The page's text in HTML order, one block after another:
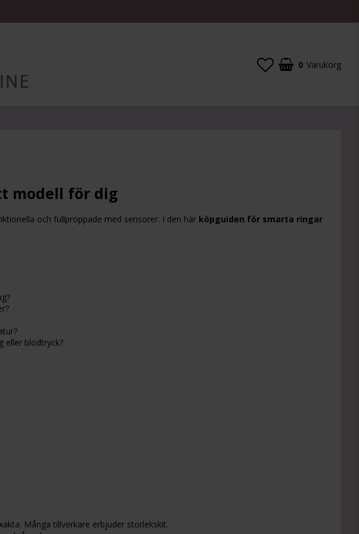
0 Varukorg
modell för dig
och fullproppade med sensorer. I den här köpguiden för smarta ringar
eller blodtryck?
Många tillverkare erbjuder storlekskit.